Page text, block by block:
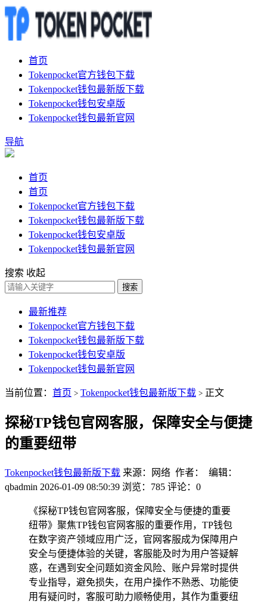
首页
Tokenpocket官方钱包下载
Tokenpocket钱包最新版下载
Tokenpocket钱包安卓版
Tokenpocket钱包最新官网
导航
首页
首页
Tokenpocket官方钱包下载
Tokenpocket钱包最新版下载
Tokenpocket钱包安卓版
Tokenpocket钱包最新官网
搜索 收起
搜索
最新推荐
Tokenpocket官方钱包下载
Tokenpocket钱包最新版下载
Tokenpocket钱包安卓版
Tokenpocket钱包最新官网
当前位置： 首页 > Tokenpocket钱包最新版下载 > 正文
探秘TP钱包官网客服，保障安全与便捷
的重要纽带
Tokenpocket钱包最新版下载 来源：网络 作者： 编辑：
qbadmin 2026-01-09 08:50:39 浏览：785 评论：0
《探秘TP钱包官网客服，保障安全与便捷的重要
纽带》聚焦TP钱包官网客服的重要作用，TP钱包
在数字资产领域应用广泛，官网客服成为保障用户
安全与便捷体验的关键，客服能及时为用户答疑解
惑，在遇到安全问题如资金风险、账户异常时提供
专业指导，避免损失，在用户操作不熟悉、功能使
用有疑问时，客服可助力顺畅使用，其作为重要纽